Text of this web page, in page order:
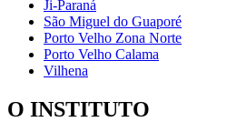
Ji-Paraná
São Miguel do Guaporé
Porto Velho Zona Norte
Porto Velho Calama
Vilhena
O INSTITUTO